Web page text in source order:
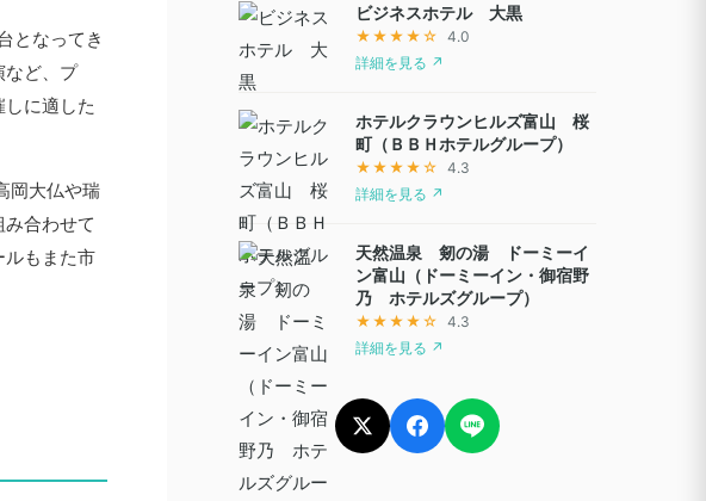
となってき
など、プ
に適した
岡大仏や瑞
合わせて
ルもまた市
ビジネスホテル 大黒
★★★★☆ 4.0
詳細を見る ↗
ホテルクラウンヒルズ富山 桜
町（ＢＢＨホテルグループ）
★★★★☆ 4.3
詳細を見る ↗
天然温泉 剱の湯 ドーミーイ
ン富山（ドーミーイン・御宿野
乃 ホテルズグループ）
★★★★☆ 4.3
詳細を見る ↗